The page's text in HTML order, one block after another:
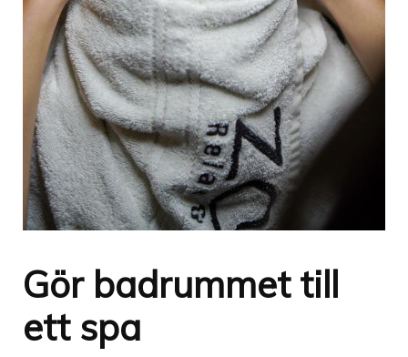
Gör badrummet till
ett spa